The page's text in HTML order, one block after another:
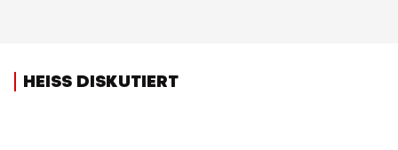
HEISS DISKUTIERT